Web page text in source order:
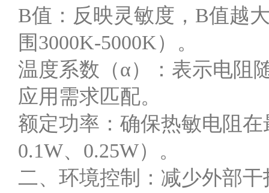
B值：反映灵敏度，B值越
围3000K-5000K）。
温度系数（α）：表示电阻
应用需求匹配。
额定功率：确保热敏电阻
0.1W、0.25W）。
二、环境控制：减少外部干